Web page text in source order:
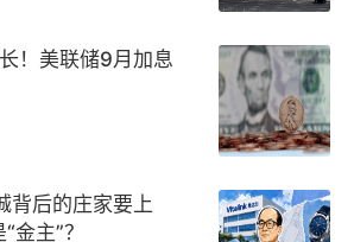
域甘氨酸市场报告对中国华东、华
区进行了市场深入调查并展开了探
个区域的市场格局以及发展优劣势
标客户将对中国各地区食品领域甘
！美联储9月加息
背后的庄家要上
金主”？